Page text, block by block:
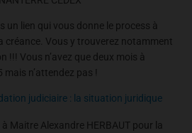
un lien qui vous donne le process à
créance. Vous y trouverez notamment
!!! Vous n’avez que deux mois à
n’attendez pas !
judiciaire : la situation juridique
Maitre Alexandre HERBAUT pour la